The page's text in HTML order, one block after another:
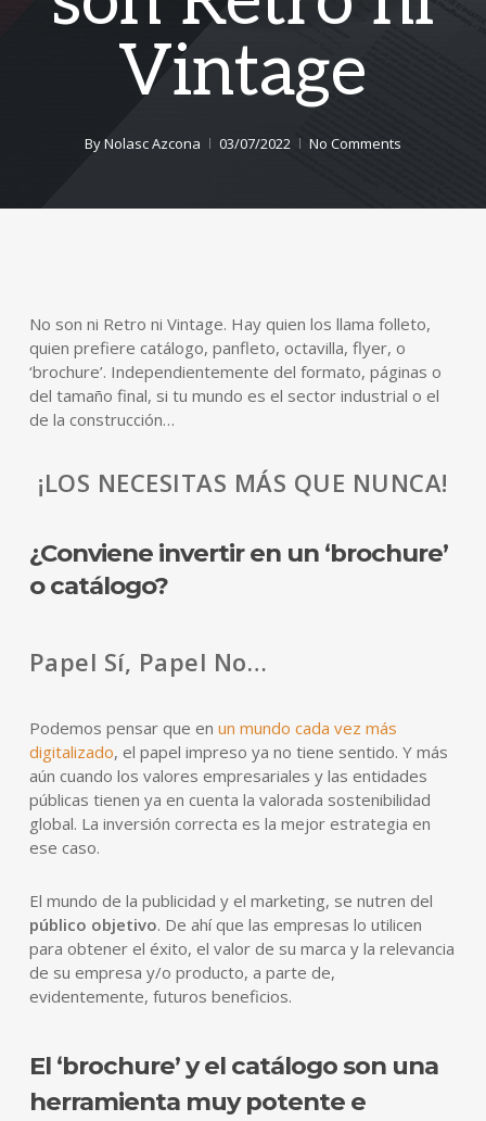
Vintage
ByNolasc Azcona 03/07/2022 No Comments
No son ni Retro ni Vintage. Hay quien los llama folleto,
quien prefiere catálogo, panfleto, octavilla, flyer, o
‘brochure’. Independientemente del formato, páginas o
del tamaño final, si tu mundo es el sector industrial o el
de la construcción…
¡LOS NECESITAS MÁS QUE NUNCA!
¿Conviene invertir en un ‘brochure’
o catálogo?
Papel Sí, Papel No…
Podemos pensar que en un mundo cada vez más
digitalizado, el papel impreso ya no tiene sentido. Y más
aún cuando los valores empresariales y las entidades
públicas tienen ya en cuenta la valorada sostenibilidad
global. La inversión correcta es la mejor estrategia en
ese caso.
El mundo de la publicidad y el marketing, se nutren del
público objetivo. De ahí que las empresas lo utilicen
para obtener el éxito, el valor de su marca y la relevancia
de su empresa y/o producto, a parte de,
evidentemente, futuros beneficios.
El ‘brochure’ y el catálogo son una
herramienta muy potente e